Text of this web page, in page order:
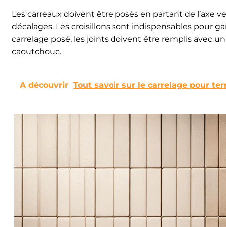
Les carreaux doivent être posés en partant de l’axe
décalages. Les croisillons sont indispensables pour
carrelage posé, les joints doivent être remplis avec
caoutchouc.
A découvrir Tout savoir sur le carrelage pour